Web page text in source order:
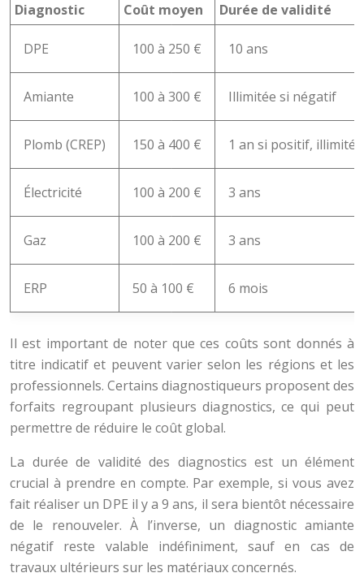
Diagnostic Coût moyen Durée de validité
DPE 100 à 250 € 10 ans
Amiante 100 à 300 € Illimitée si négatif
Plomb (CREP) 150 à 400 € 1 an si positif,
Électricité 100 à 200 € 3 ans
Gaz 100 à 200 € 3 ans
ERP 50 à 100 € 6 mois
Il est important de noter que ces coûts sont donnés à
titre indicatif et peuvent varier selon les régions et les
professionnels. Certains diagnostiqueurs proposent des
forfaits regroupant plusieurs diagnostics, ce qui peut
permettre de réduire le coût global.
La durée de validité des diagnostics est un élément
crucial à prendre en compte. Par exemple, si vous avez
fait réaliser un DPE il y a 9 ans, il sera bientôt nécessaire
de le renouveler. À l’inverse, un diagnostic amiante
négatif reste valable indéfiniment, sauf en cas de
travaux ultérieurs sur les matériaux concernés.